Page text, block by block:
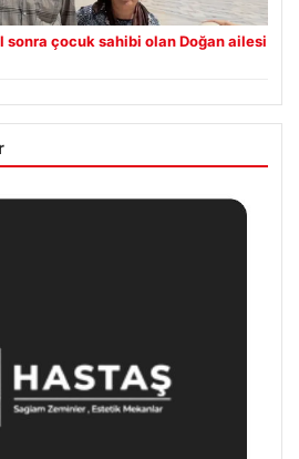
sonra çocuk sahibi olan Doğan ailesi